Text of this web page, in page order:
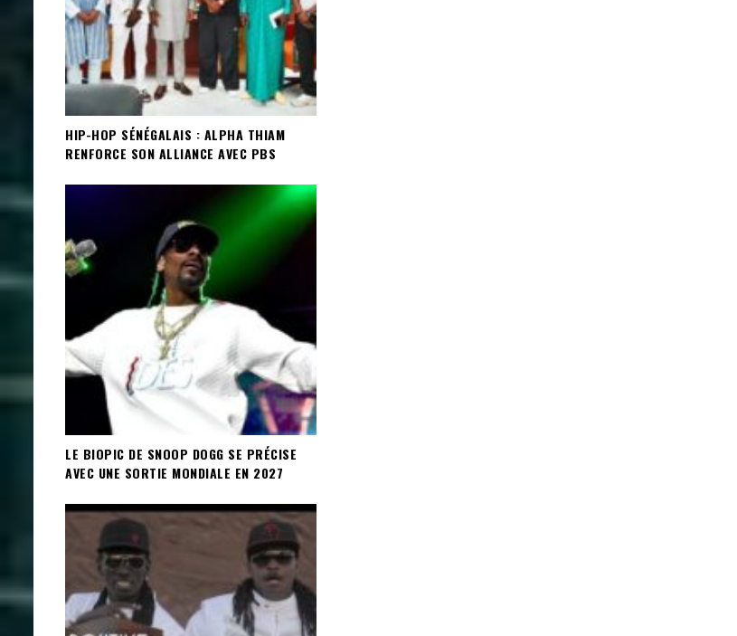
HIP-HOP SÉNÉGALAIS : ALPHA THIAM
RENFORCE SON ALLIANCE AVEC PBS
LE BIOPIC DE SNOOP DOGG SE PRÉCISE
AVEC UNE SORTIE MONDIALE EN 2027